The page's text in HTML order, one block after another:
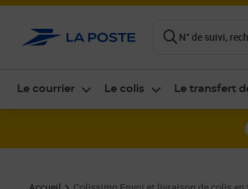
N° de suivi,
Le courrier Le colis Le transfert